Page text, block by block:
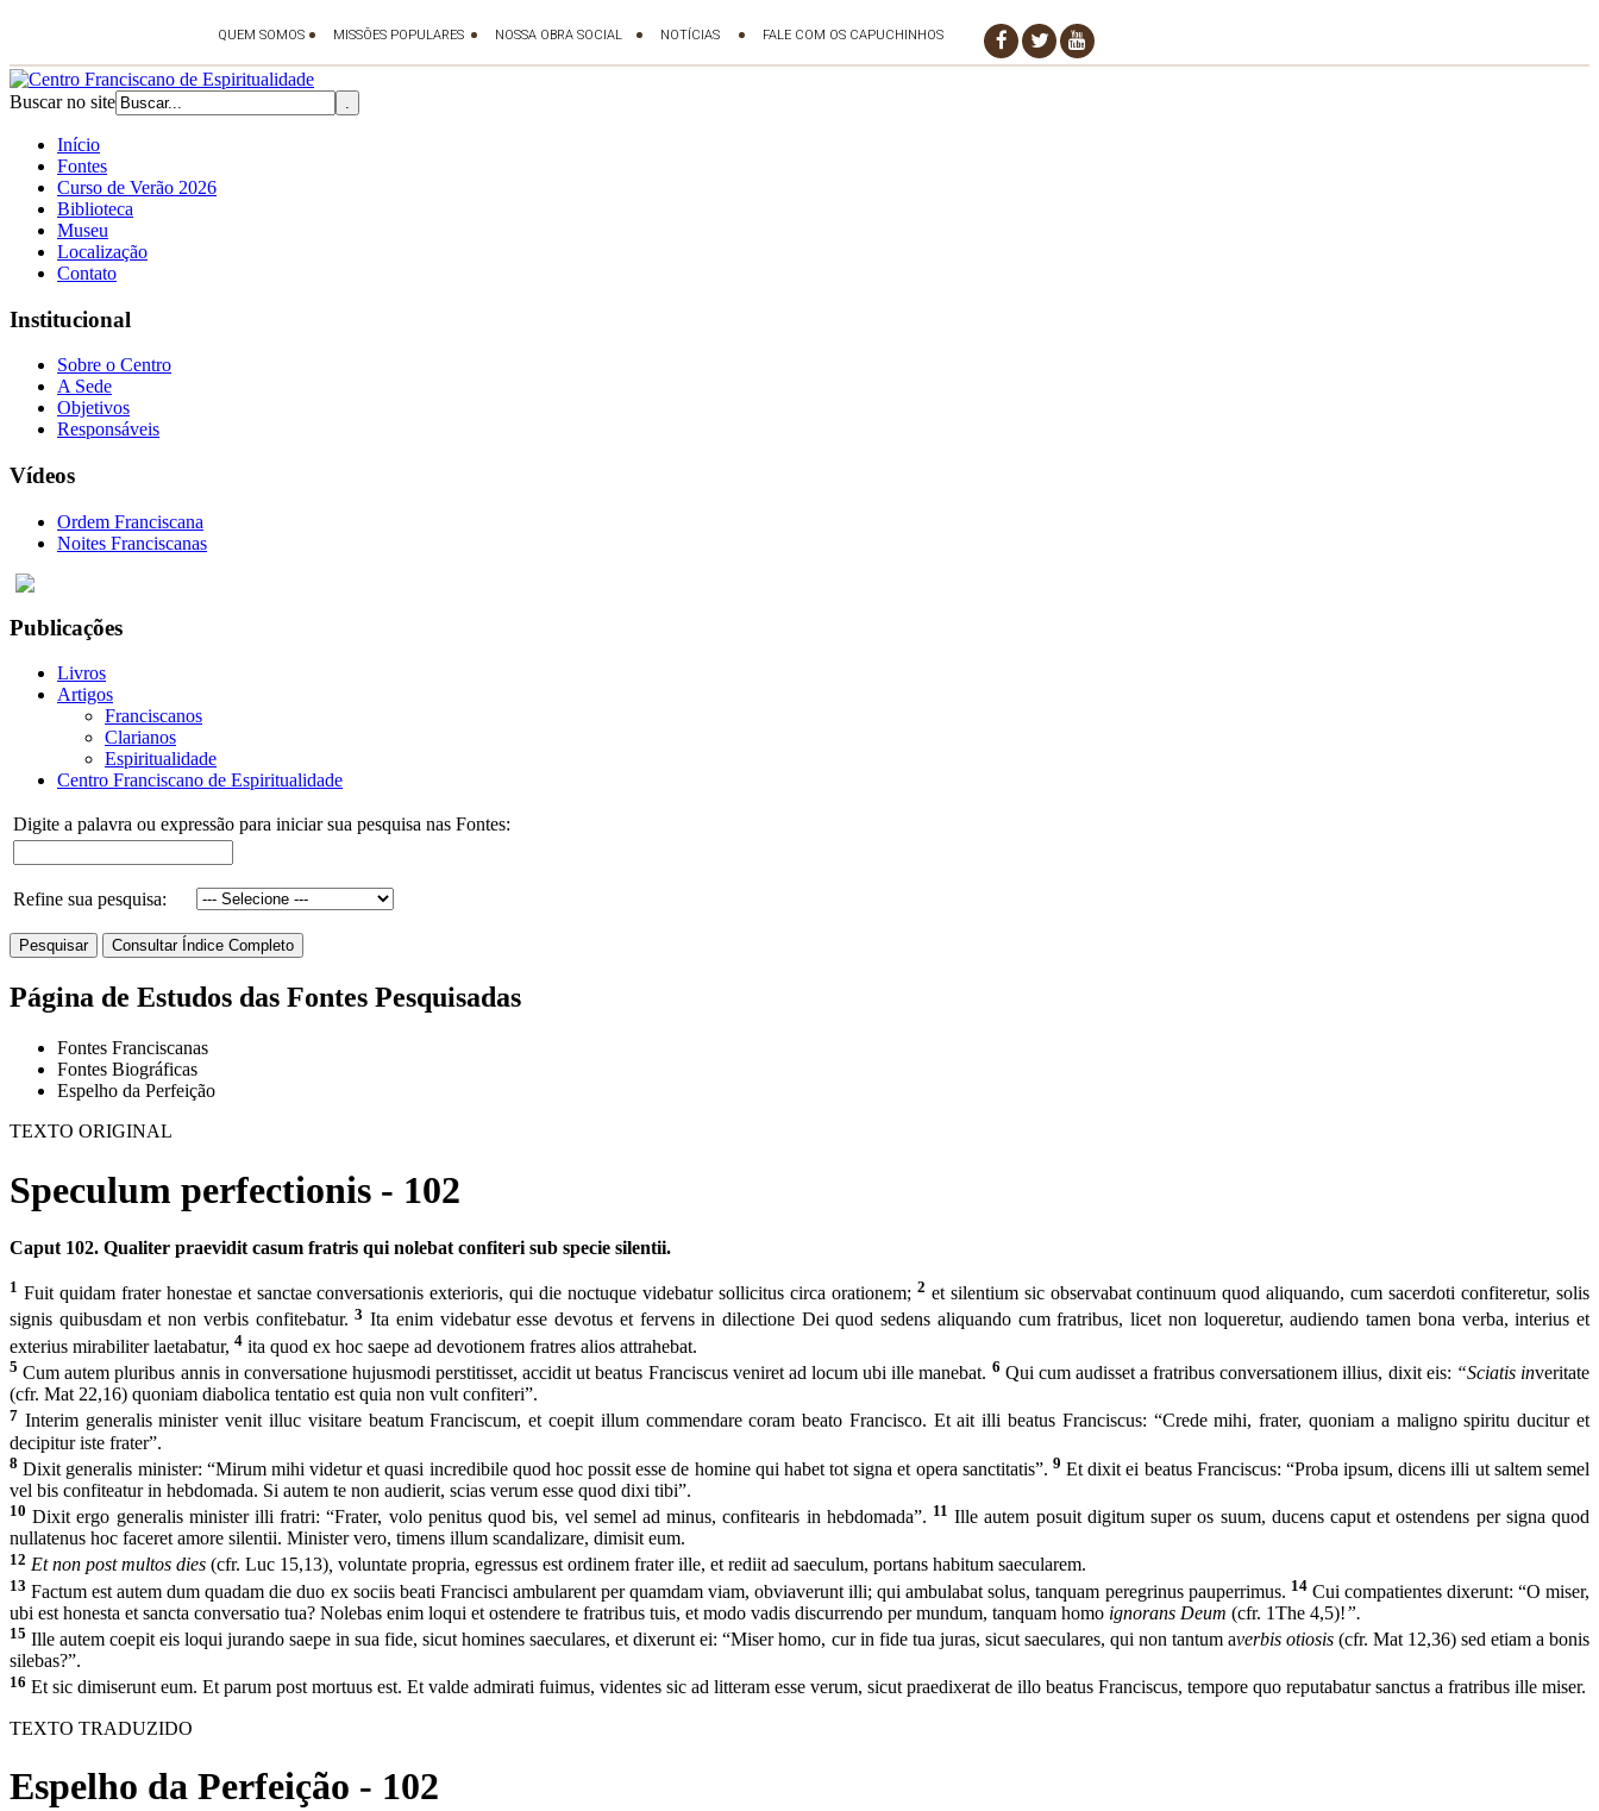
Buscar no site
Início
Fontes
Curso de Verão 2026
Biblioteca
Museu
Localização
Contato
Institucional
Sobre o Centro
A Sede
Objetivos
Responsáveis
Vídeos
Ordem Franciscana
Noites Franciscanas
Publicações
Livros
Artigos
Franciscanos
Clarianos
Espiritualidade
Centro Franciscano de Espiritualidade
Digite a palavra ou expressão para iniciar sua pesquisa nas Fontes:
Refine sua pesquisa:
Página de Estudos das Fontes Pesquisadas
Fontes Franciscanas
Fontes Biográficas
Espelho da Perfeição
TEXTO ORIGINAL
Speculum perfectionis - 102
Caput 102. Qualiter praevidit casum fratris qui nolebat confiteri sub specie silentii.
1 Fuit quidam frater honestae et sanctae conversationis exterioris, qui die noctuque videbatur sollicitus circa orationem; 2 et silentium sic observabat continuum quod aliquando, cum sacerdoti confiteretur, solis
signis quibusdam et non verbis confitebatur.3 Ita enim videbatur esse devotus et fervens in dilectione Dei quod sedens aliquando cum fratribus, licet non loqueretur, audiendo tamen bona verba, interius et
exterius mirabiliter laetabatur, 4 ita quod ex hoc saepe ad devotionem fratres alios attrahebat.
5 Cum autem pluribus annis in conversatione hujusmodi perstitisset, accidit ut beatus Franciscus veniret ad locum ubi ille manebat. 6 Qui cum audisset a fratribus conversationem illius, dixit eis: “Sciatis inveritate
(cfr. Mat 22,16) quoniam diabolica tentatio est quia non vult confiteri”.
7 Interim generalis minister venit illuc visitare beatum Franciscum, et coepit illum commendare coram beato Francisco. Et ait illi beatus Franciscus: “Crede mihi, frater, quoniam a maligno spiritu ducitur et
decipitur iste frater”.
8 Dixit generalis minister: “Mirum mihi videtur et quasi incredibile quod hoc possit esse de homine qui habet tot signa et opera sanctitatis”. 9 Et dixit ei beatus Franciscus: “Proba ipsum, dicens illi ut saltem semel
vel bis confiteatur in hebdomada. Si autem te non audierit, scias verum esse quod dixi tibi”.
10 Dixit ergo generalis minister illi fratri: “Frater, volo penitus quod bis, vel semel ad minus, confitearis in hebdomada”. 11 Ille autem posuit digitum super os suum, ducens caput et ostendens per signa quod
nullatenus hoc faceret amore silentii. Minister vero, timens illum scandalizare, dimisit eum.
12 Et non post multos dies (cfr. Luc 15,13), voluntate propria, egressus est ordinem frater ille, et rediit ad saeculum, portans habitum saecularem.
13 Factum est autem dum quadam die duo ex sociis beati Francisci ambularent per quamdam viam, obviaverunt illi; qui ambulabat solus, tanquam peregrinus pauperrimus. 14 Cui compatientes dixerunt: “O miser,
ubi est honesta et sancta conversatio tua? Nolebas enim loqui et ostendere te fratribus tuis, et modo vadis discurrendo per mundum, tanquam homo ignorans Deum (cfr. 1The 4,5)!”.
15 Ille autem coepit eis loqui jurando saepe in sua fide, sicut homines saeculares, et dixerunt ei: “Miser homo, cur in fide tua juras, sicut saeculares, qui non tantum averbis otiosis (cfr. Mat 12,36) sed etiam a bonis
silebas?”.
16 Et sic dimiserunt eum. Et parum post mortuus est. Et valde admirati fuimus, videntes sic ad litteram esse verum, sicut praedixerat de illo beatus Franciscus, tempore quo reputabatur sanctus a fratribus ille miser.
TEXTO TRADUZIDO
Espelho da Perfeição - 102